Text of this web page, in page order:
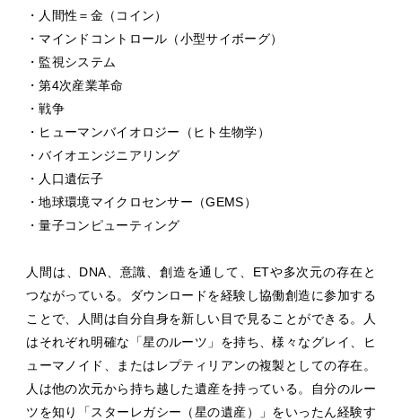
・人間性＝金（コイン）
・マインドコントロール（小型サイボーグ）
・監視システム
・第4次産業革命
・戦争
・ヒューマンバイオロジー（ヒト生物学）
・バイオエンジニアリング
・人口遺伝子
・地球環境マイクロセンサー（GEMS）
・量子コンピューティング
人間は、DNA、意識、創造を通して、ETや多次元の存在と
つながっている。ダウンロードを経験し協働創造に参加する
ことで、人間は自分自身を新しい目で見ることができる。人
はそれぞれ明確な「星のルーツ」を持ち、様々なグレイ、ヒ
ューマノイド、またはレプティリアンの複製としての存在。
人は他の次元から持ち越した遺産を持っている。自分のルー
ツを知り「スターレガシー（星の遺産）」をいったん経験す